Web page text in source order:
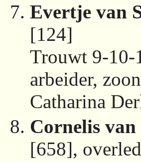
Evertje van
[124]
Trouwt 9-
arbeider,
Catharina
Cornelis
[658],